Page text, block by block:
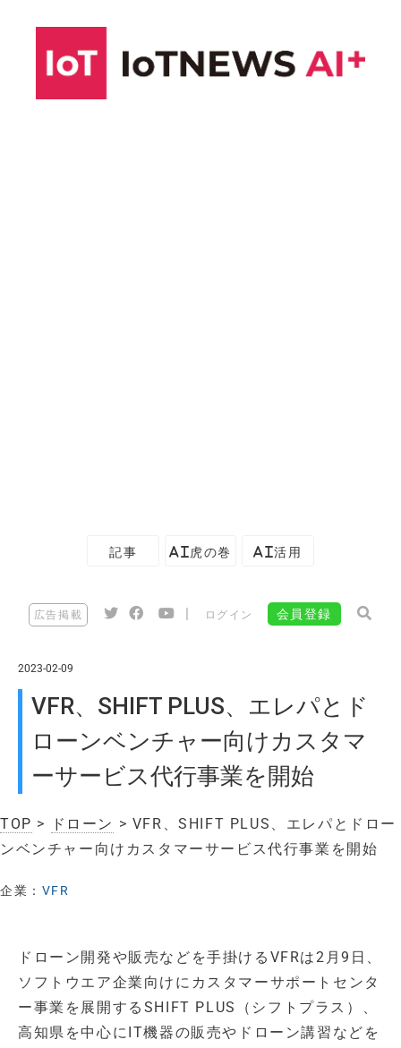
記事 AI虎の巻 AI活用
広告掲載 ログイン 会員登録
2023-02-09
VFR、SHIFT PLUS、エレパとド
ローンベンチャー向けカスタマ
ーサービス代行事業を開始
TOP > ドローン > VFR、SHIFT PLUS、エレパとドロー
ンベンチャー向けカスタマーサービス代行事業を開始
企業： VFR
ドローン開発や販売などを手掛けるVFRは2月9日、
ソフトウエア企業向けにカスタマーサポートセンタ
ー事業を展開するSHIFT PLUS（シフトプラス）、
高知県を中心にIT機器の販売やドローン講習などを